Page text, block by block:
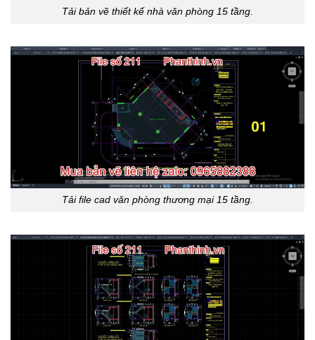
Tải bản vẽ thiết kế nhà văn phòng 15 tầng.
Tải file cad văn phòng thương mại 15 tầng.